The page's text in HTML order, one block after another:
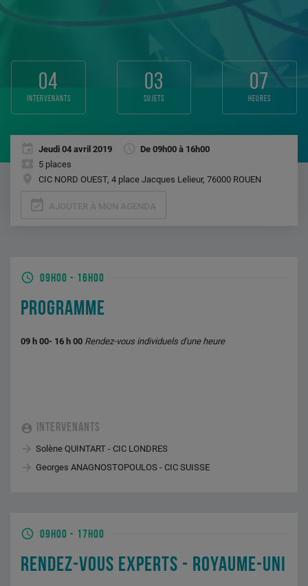
04
intervenants
03
sujets
07
heures
Jeudi 04 avril 2019
De 09h00 à 16h00
5 places
CIC NORD OUEST, 4 place Jacques Lelieur, 76000 ROUEN
09H00 - 16H00
PROGRAMME
09 h 00- 16 h 00 Rendez-vous individuels d'une heure
INTERVENANTS
Solène QUINTART - CIC LONDRES
Georges ANAGNOSTOPOULOS - CIC SUISSE
09H00 - 17H00
RENDEZ-VOUS EXPERTS - ROYAUME-UNI